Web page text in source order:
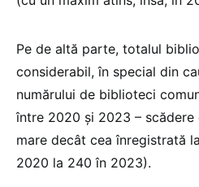
Pe de altă parte, totalul
considerabil, în special din
numărului de biblioteci
între 2020 și 2023 – scădere
mare decât cea înregistrată
2020 la 240 în 2023).